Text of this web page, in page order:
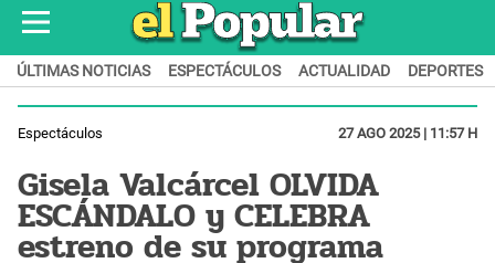
ÚLTIMAS NOTICIAS ESPECTÁCULOS ACTUALIDAD DEPORTES
Espectáculos 27 AGO 2025 | 11:57 H
Gisela Valcárcel OLVIDA
ESCÁNDALO y CELEBRA
estreno de su programa